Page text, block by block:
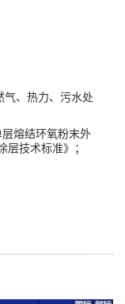
气、热力、污水处
熔结环氧粉末外
技术标准》；